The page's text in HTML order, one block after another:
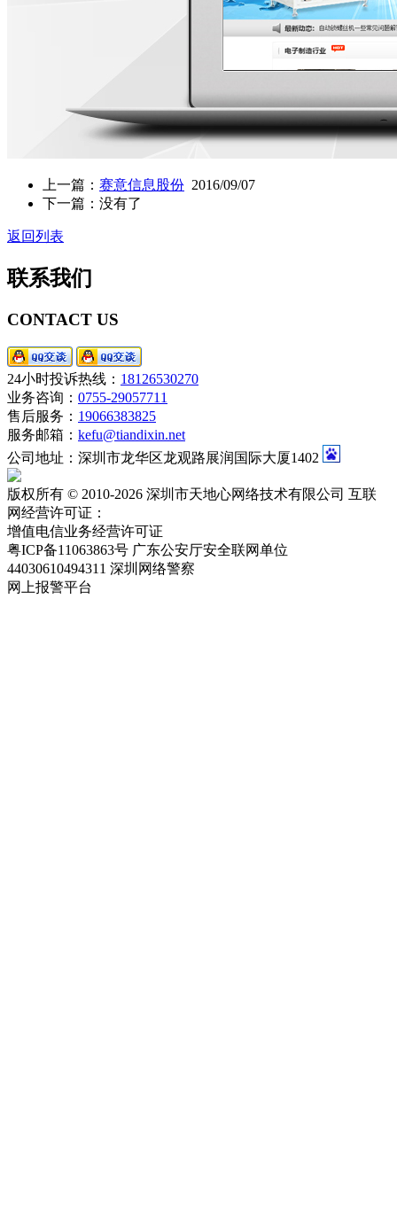
上一篇： 赛意信息股份 2016/09/07
下一篇：没有了
返回列表
联系我们
CONTACT US
24小时投诉热线： 18126530270
业务咨询： 0755-29057711
售后服务： 19066383825
服务邮箱： kefu@tiandixin.net
公司地址：深圳市龙华区龙观路展润国际大厦1402
版权所有 © 2010-2026 深圳市天地心网络技术有限公司 互联
网经营许可证：
增值电信业务经营许可证
粤ICP备11063863号 广东公安厅安全联网单位
44030610494311 深圳网络警察
网上报警平台